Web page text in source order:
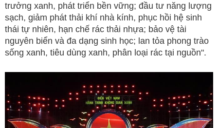
trưởng xanh, phát triển bền vững; đầu tư năng lượng
sạch, giảm phát thải khí nhà kính, phục hồi hệ sinh
thái tự nhiên, hạn chế rác thải nhựa; bảo vệ tài
nguyên biển và đa dạng sinh học; lan tỏa phong trào
sống xanh, tiêu dùng xanh, phân loại rác tại nguồn".